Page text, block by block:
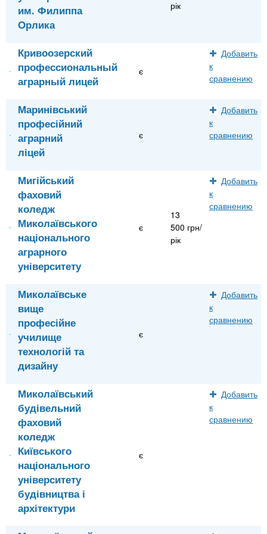
им. Филиппа
Орлика
рік
Кривоозерский
профессиональный
аграрный лицей
є
Добавить
к
сравнению
Маринівський
професійний
аграрний
ліцей
є
Добавить
к
сравнению
Мигійський
фаховий
коледж
Миколаївського
національного
аграрного
університету
є
13
500 грн/
рік
Добавить
к
сравнению
Миколаївське
вище
професійне
училище
технологій та
дизайну
є
Добавить
к
сравнению
Миколаївський
будівельний
фаховий
коледж
Київського
національного
університету
будівництва і
архітектури
є
Добавить
к
сравнению